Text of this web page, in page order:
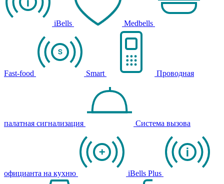
iBells Medbells
Fast-food Smart Проводная
палатная сигнализация Система вызова
официанта на кухню iBells Plus